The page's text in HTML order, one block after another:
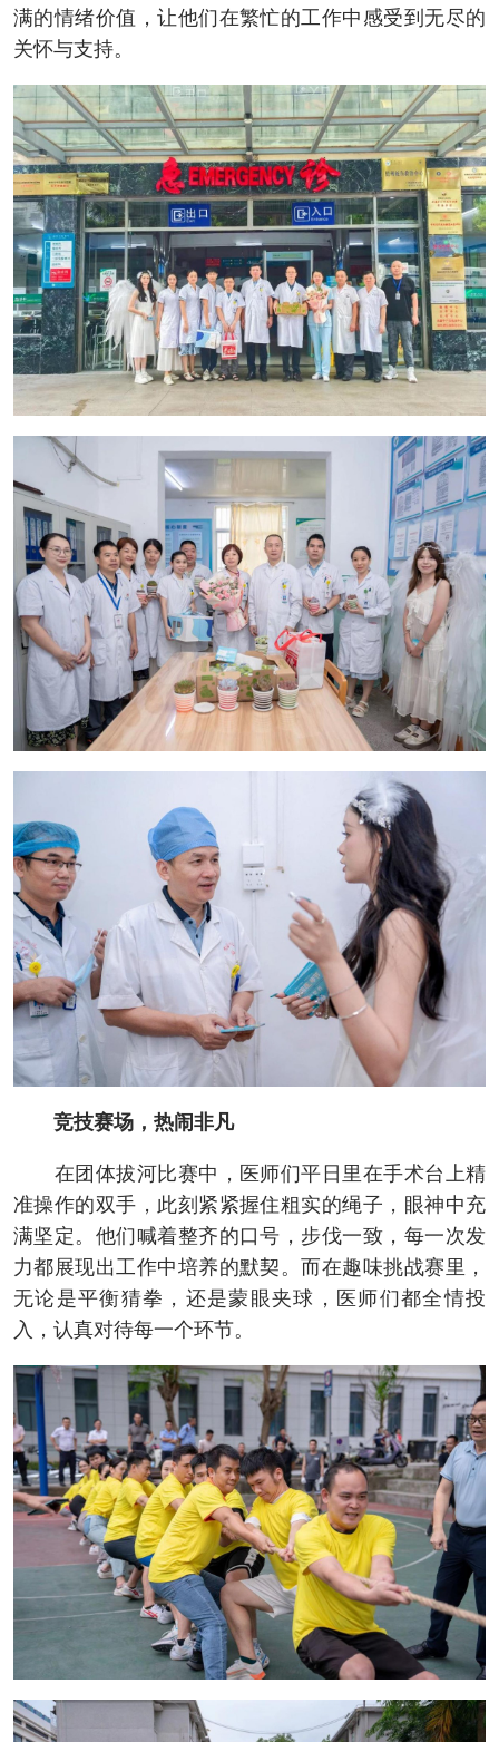
满的情绪价值，让他们在繁忙的工作中感受到无尽的
关怀与支持。
竞技赛场，热闹非凡
在团体拔河比赛中，医师们平日里在手术台上精
准操作的双手，此刻紧紧握住粗实的绳子，眼神中充
满坚定。他们喊着整齐的口号，步伐一致，每一次发
力都展现出工作中培养的默契。而在趣味挑战赛里，
无论是平衡猜拳，还是蒙眼夹球，医师们都全情投
入，认真对待每一个环节。